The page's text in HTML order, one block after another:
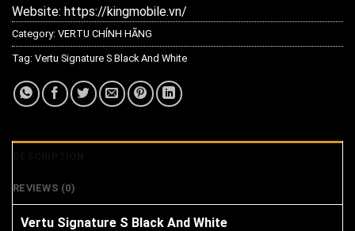
Website: https://kingmobile.vn/
Category: VERTU CHÍNH HÃNG
Tag: Vertu Signature S Black And White
REVIEWS (0)
Vertu Signature S Black And White